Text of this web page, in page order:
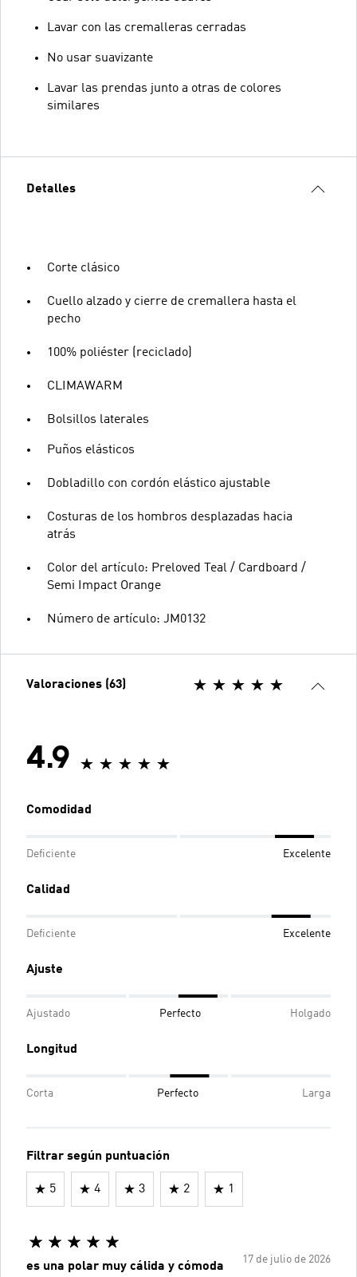
Lavar con las cremalleras cerradas
No usar suavizante
Lavar las prendas junto a otras de colores
similares
Detalles
Corte clásico
Cuello alzado y cierre de cremallera hasta el
pecho
100% poliéster (reciclado)
CLIMAWARM
Bolsillos laterales
Puños elásticos
Dobladillo con cordón elástico ajustable
Costuras de los hombros desplazadas hacia
atrás
Color del artículo: Preloved Teal / Cardboard /
Semi Impact Orange
Número de artículo: JM0132
Valoraciones (63)
4.9
Comodidad
Deficiente Excelente
Calidad
Deficiente Excelente
Ajuste
Ajustado Perfecto Holgado
Longitud
Corta Perfecto Larga
Filtrar según puntuación
5 4 3 2 1
17 de julio de 2026
es una polar muy cálida y cómoda